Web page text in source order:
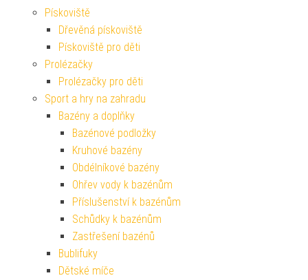
Pískoviště
Dřevěná pískoviště
Pískoviště pro děti
Prolézačky
Prolézačky pro děti
Sport a hry na zahradu
Bazény a doplňky
Bazénové podložky
Kruhové bazény
Obdélníkové bazény
Ohřev vody k bazénům
Příslušenství k bazénům
Schůdky k bazénům
Zastřešení bazénů
Bublifuky
Dětské míče